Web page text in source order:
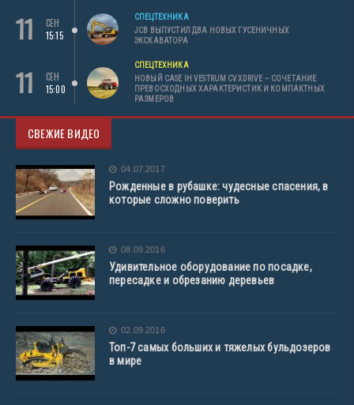
11
СЕН
15:15
СПЕЦТЕХНИКА
JCB ВЫПУСТИЛ ДВА НОВЫХ ГУСЕНИЧНЫХ
ЭКСКАВАТОРА
11
СЕН
15:00
СПЕЦТЕХНИКА
НОВЫЙ CASE IH VESTRUM CVXDRIVE – СОЧЕТАНИЕ
ПРЕВОСХОДНЫХ ХАРАКТЕРИСТИК И КОМПАКТНЫХ
РАЗМЕРОВ
СВЕЖИЕ ВИДЕО
04.07.2017
Рожденные в рубашке: чудесные спасения, в
которые сложно поверить
08.09.2016
Удивительное оборудование по посадке,
пересадке и обрезанию деревьев
02.09.2016
Топ-7 самых больших и тяжелых бульдозеров
в мире